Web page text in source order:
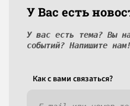
У Вас есть
У вас есть тема? Вы
событий? Напишите нам!
Как c вами связаться?